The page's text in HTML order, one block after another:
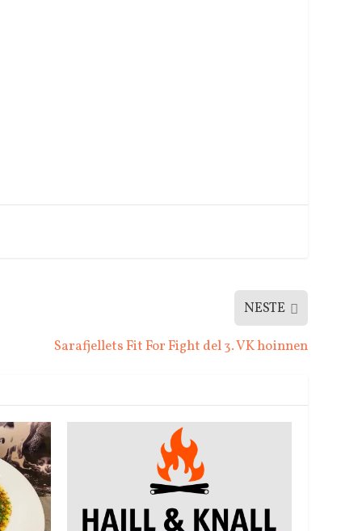
NESTE
Sarafjellets Fit For Fight del 3. VK hoinnen